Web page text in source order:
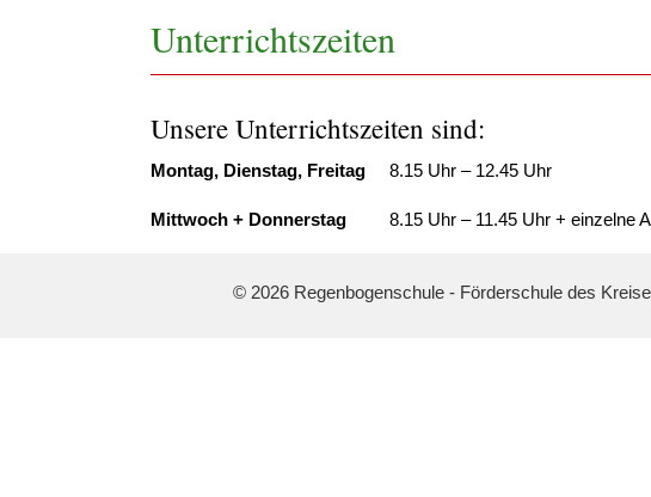
Unterrichtszeiten
Unsere Unterrichtszeiten sind:
Montag, Dienstag, Freitag 8.15 Uhr – 12.45 Uhr
Mittwoch + Donnerstag 8.15 Uhr – 11.45 Uhr + einzelne
© 2026 Regenbogenschule - Förderschule des